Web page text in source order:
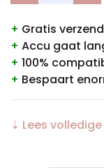
+ Gratis
+ Accu gaat
+ 100%
+ Bespaart
⇣ Lees